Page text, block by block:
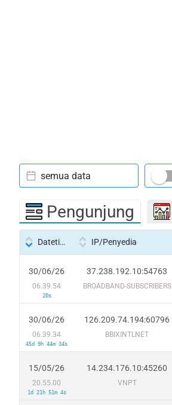
semua data
Pengunjung
Datetime IP/Penyedia
30/06/26
06.39.54
20s
37.238.192.10:54763
BROADBAND-SUBSCRIBERS
30/06/26
06.39.34
45d 9h 44m 34s
126.209.74.194:60796
BBIXINTLNET
15/05/26
20.55.00
1d 21h 51m 4s
14.234.176.10:45260
VNPT